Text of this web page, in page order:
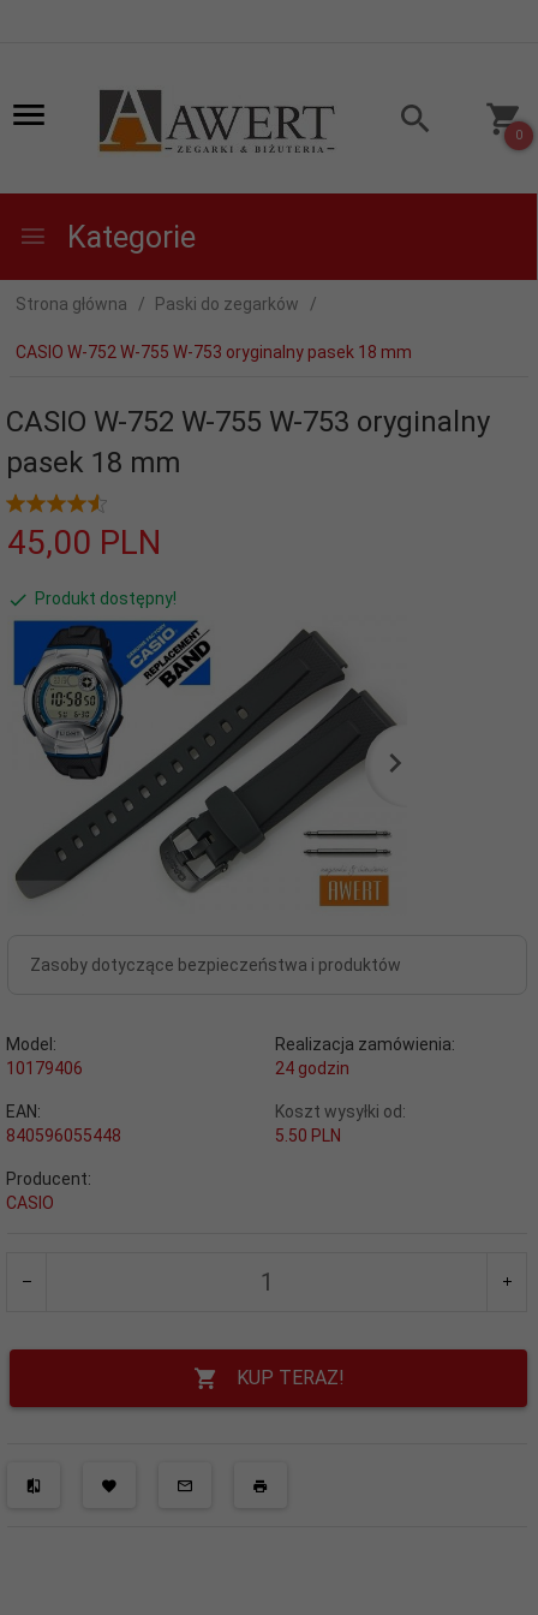
0
Kategorie
Strona główna Paski do zegarków
CASIO W-752 W-755 W-753 oryginalny pasek 18 mm
CASIO W-752 W-755 W-753 oryginalny
pasek 18 mm
45,00 PLN
Produkt dostępny!
Zasoby dotyczące bezpieczeństwa i produktów
Model:
10179406
Realizacja zamówienia:
24 godzin
EAN:
840596055448
Koszt wysyłki od:
5.50 PLN
Producent:
CASIO
KUP TERAZ!